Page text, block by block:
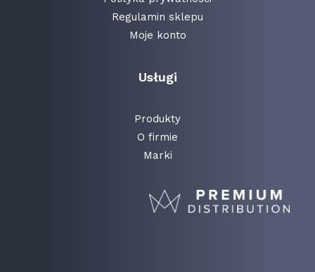
Regulamin sklepu
Moje konto
Usługi
Produkty
O firmie
Marki